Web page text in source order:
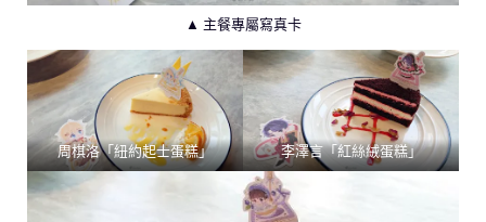
▲ 主餐專屬寫真卡
周棋洛「紐約起士蛋糕」 李澤言「紅絲絨蛋糕」